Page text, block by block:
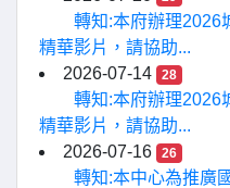
轉知:本府辦理2026
精華影片，請協助...
2026-07-14
28
轉知:本府辦理2026
精華影片，請協助...
2026-07-16
26
轉知:本中心為推廣